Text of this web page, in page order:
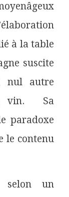
à la table
suscite
nul autre
vin. Sa
paradoxe
le contenu
selon un